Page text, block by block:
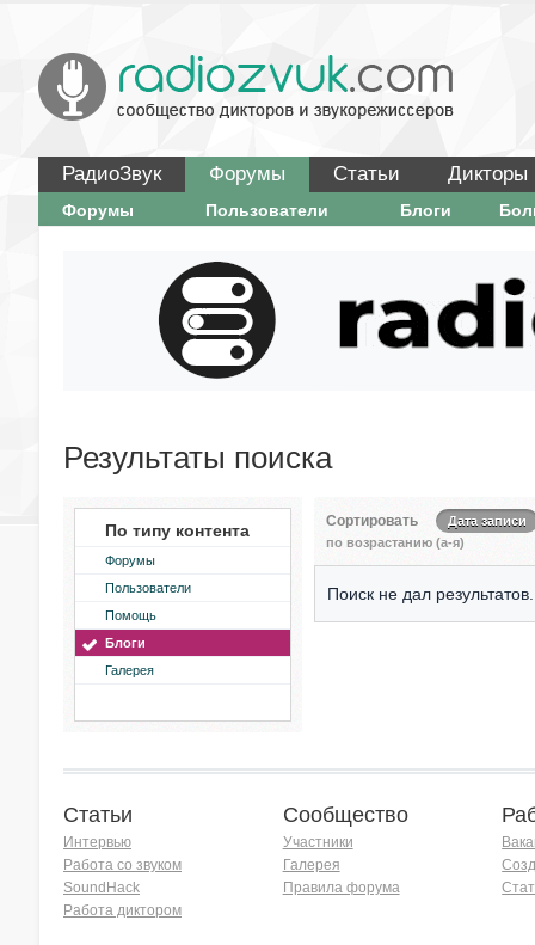
РадиоЗвук Форумы Статьи Дикторы
Форумы Пользователи Блоги
Результаты поиска
По типу контента
Форумы
Пользователи
Помощь
Блоги
Галерея
Сортировать
Дата записи
по возрастанию (а-я)
Поиск не дал результатов.
Статьи
Интервью
Работа со звуком
SoundHack
Работа диктором
Сообщество
Участники
Галерея
Правила форума